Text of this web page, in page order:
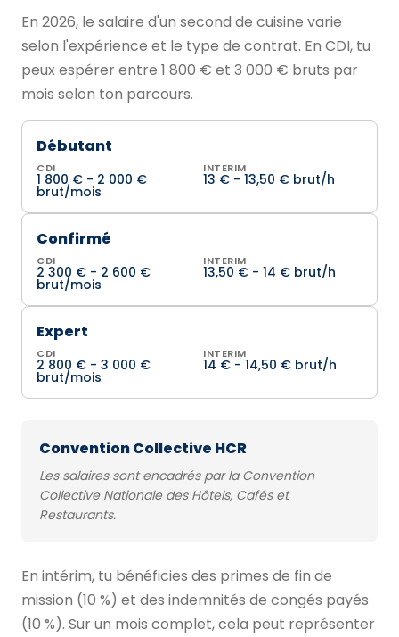
En 2026, le salaire d'un second de cuisine varie
selon l'expérience et le type de contrat. En CDI, tu
peux espérer entre 1 800 € et 3 000 € bruts par
mois selon ton parcours.
Débutant
CDI
1 800 € - 2 000 €
brut/mois
INTERIM
13 € - 13,50 € brut/h
Confirmé
CDI
2 300 € - 2 600 €
brut/mois
INTERIM
13,50 € - 14 € brut/h
Expert
CDI
2 800 € - 3 000 €
brut/mois
INTERIM
14 € - 14,50 € brut/h
Convention Collective HCR
Les salaires sont encadrés par la Convention
Collective Nationale des Hôtels, Cafés et
Restaurants.
En intérim, tu bénéficies des primes de fin de
mission (10 %) et des indemnités de congés payés
(10 %). Sur un mois complet, cela peut représenter